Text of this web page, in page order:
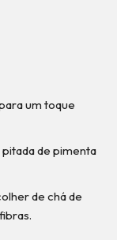
um toque
de pimenta
de chá de